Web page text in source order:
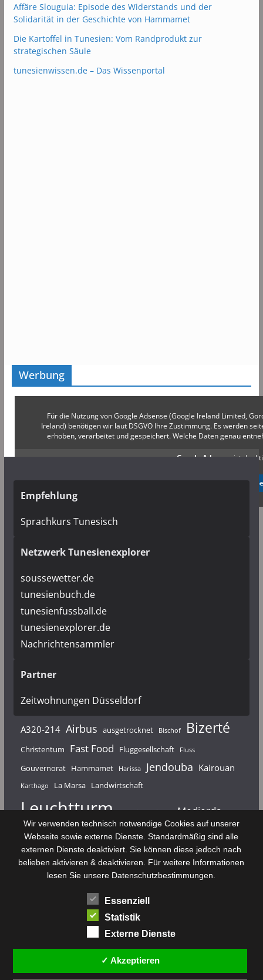
Affäre Slouguia: Episode des Widerstands und der
Solidarität in der Geschichte von Hammamet
Die Kartoffel in Tunesien: Vom Randprodukt zur
strategischen Säule
tunesienwissen.de – Das Wissenportal
Werbung
Für die Nutzung von Google Adsense (Google Ireland Limited,
Ireland) benötigen wir laut DSGVO Ihre Zustimmung. Es werden
erhoben, verarbeitet und gespeichert. Welche Daten genau
Google Adsense ist
✓ Erlauben
Empfehlung
Sprachkurs Tunesisch
Netzwerk Tunesienexplorer
soussewetter.de
tunesienbuch.de
tunesienfussball.de
tunesienexplorer.de
Nachrichtensammler
Partner
Zeitwohnungen Düsseldorf
A320-214 Airbus ausgetrocknet Bischof Bizerté
Christentum Fast Food Fluggesellschaft Fluss
Gouvernorat Hammamet Harissa Jendouba Kairouan
Karthago La Marsa Landwirtschaft
Leuchtturm Mahdia Majerda Medjerda
Monastir Médenine Nabeul Nouvelair Punier
Rundfunk Römer Salzsee Sebkha
Sfax Sidi Bou Said Souk El Arba Sousse
Stadt Tabarka Telekommunikation
Zaghouan
Wir verwenden technisch notwendige Cookies auf unserer
Webseite sowie externe Dienste. Standardmäßig sind alle
externen Dienste deaktiviert. Sie können diese jedoch nach
belieben aktivieren & deaktivieren. Für weitere Informationen
lesen Sie unsere Datenschutzbestimmungen.
Essenziell
Statistik
Externe Dienste
✓ Akzeptieren